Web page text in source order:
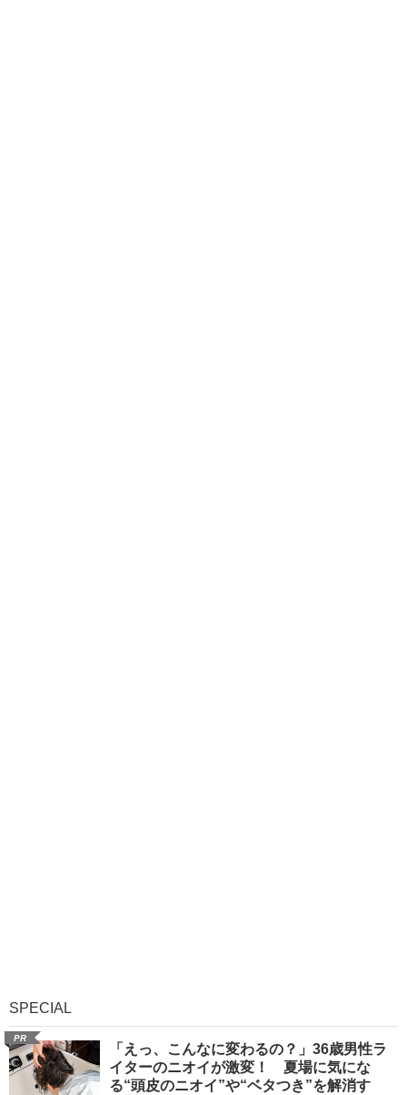
SPECIAL
PR
「えっ、こんなに変わるの？」36歳男性ラ
イターのニオイが激変！ 夏場に気にな
る“頭皮のニオイ”や“ベタつき”を解消す